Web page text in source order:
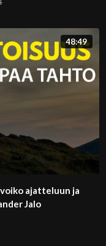
48:49
ajatteluun ja
Jalo